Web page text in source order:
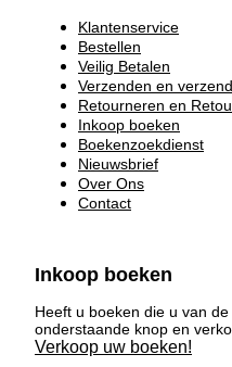
Klantenservice
Bestellen
Veilig Betalen
Verzenden en
Retourneren en
Inkoop boeken
Boekenzoekdienst
Nieuwsbrief
Over Ons
Contact
Inkoop boeken
Heeft u boeken die u van
onderstaande knop en
Verkoop uw boeken!